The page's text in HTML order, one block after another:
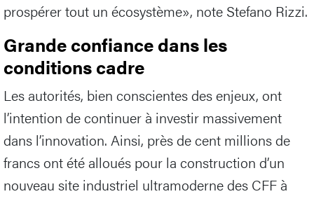
prospérer tout un écosystème», note Stefano Rizzi.
Grande confiance dans les
conditions cadre
Les autorités, bien conscientes des enjeux, ont
l’intention de continuer à investir massivement
dans l’innovation. Ainsi, près de cent millions de
francs ont été alloués pour la construction d’un
nouveau site industriel ultramoderne des CFF à